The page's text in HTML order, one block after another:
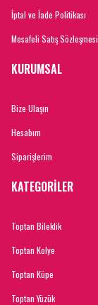
İptal ve İade Politikası
Mesafeli Satış Sözleşmesi
KURUMSAL
Bize Ulaşın
Hesabım
Siparişlerim
KATEGORİLER
Toptan Bileklik
Toptan Kolye
Toptan Küpe
Toptan Yüzük